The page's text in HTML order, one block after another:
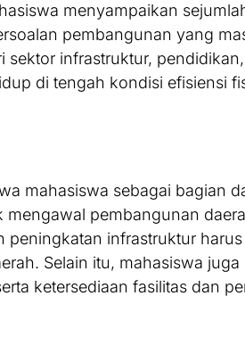
menyampaikan
pembangunan yang
sektor infrastruktur,
di tengah kondisi efisiensi
mahasiswa sebagai bagian
pembangunan
peningkatan infrastruktur
Selain itu, mahasiswa
ketersediaan fasilitas dan